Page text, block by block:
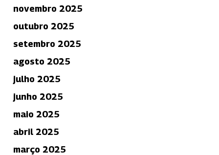
novembro 2025
outubro 2025
setembro 2025
agosto 2025
julho 2025
junho 2025
maio 2025
abril 2025
março 2025